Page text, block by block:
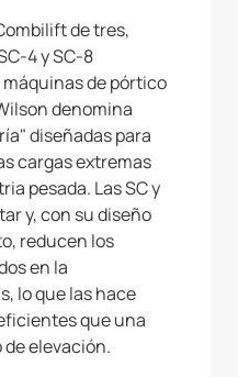
de tres,
4 y SC-8
de pórtico
denomina
diseñadas para
cargas extremas
pesada. Las SC y
y, con su diseño
reducen los
en la
lo que las hace
que una
elevación.